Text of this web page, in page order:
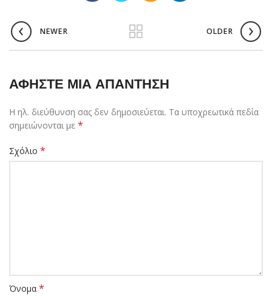
NEWER OLDER
ΑΦΉΣΤΕ ΜΙΑ ΑΠΆΝΤΗΣΗ
Η ηλ. διεύθυνση σας δεν δημοσιεύεται. Τα υποχρεωτικά πεδία
σημειώνονται με *
Σχόλιο *
Όνομα *